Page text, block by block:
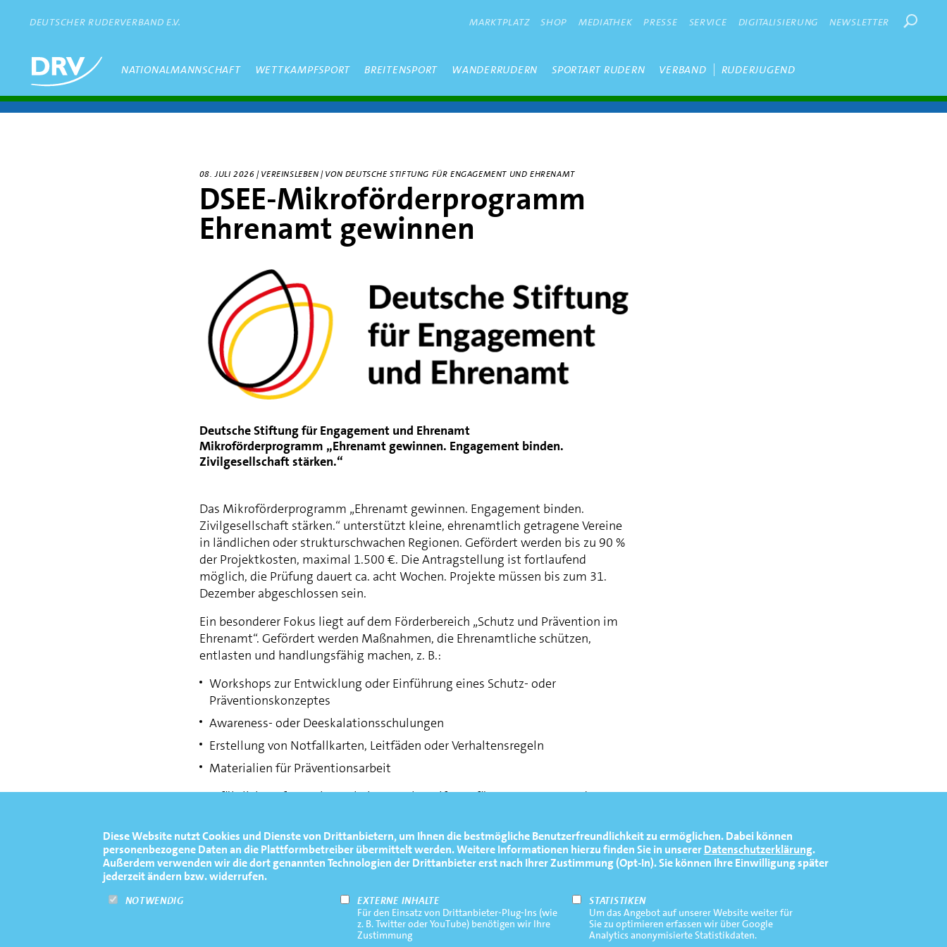
Diese Website nutzt Cookies und Dienste von Drittanbietern, um Ihnen die bestmögliche Benutzerfreundlichkeit zu ermöglichen. Dabei können
personenbezogene Daten an die Plattformbetreiber übermittelt werden. Weitere Informationen hierzu finden Sie in unsererDatenschutzerklärung.
Außerdem verwenden wir die dort genannten Technologien der Drittanbieter erst nach Ihrer Zustimmung (Opt-In). Sie können Ihre Einwilligung später
jederzeit ändern bzw. widerrufen.
NOTWENDIG
EXTERNE INHALTE
Für den Einsatz von Drittanbieter-Plug-Ins (wie
z. B. Twitter oder YouTube) benötigen wir Ihre
Zustimmung
STATISTIKEN
Um das Angebot auf unserer Website weiter für
Sie zu optimieren erfassen wir über Google
Analytics anonymisierte Statistikdaten.
DEUTSCHER RUDERVERBAND E.V. METANAVIGATION
MARKTPLATZ SHOP MEDIATHEK PRESSE SERVICE DIGITALISIERUNG NEWSLETTER
Hauptmenü
NATIONALMANNSCHAFT WETTKAMPFSPORT BREITENSPORT WANDERRUDERN SPORTART RUDERN VERBAND RUDERJUGEND
08. JULI 2026 | VEREINSLEBEN | VON DEUTSCHE STIFTUNG FÜR ENGAGEMENT UND EHRENAMT
DSEE-Mikroförderprogramm
Ehrenamt gewinnen
Deutsche Stiftung für Engagement und Ehrenamt
Mikroförderprogramm „Ehrenamt gewinnen. Engagement binden.
Zivilgesellschaft stärken.“
Das Mikroförderprogramm „Ehrenamt gewinnen. Engagement binden.
Zivilgesellschaft stärken.“ unterstützt kleine, ehrenamtlich getragene Vereine
in ländlichen oder strukturschwachen Regionen. Gefördert werden bis zu 90 %
der Projektkosten, maximal 1.500 €. Die Antragstellung ist fortlaufend
möglich, die Prüfung dauert ca. acht Wochen. Projekte müssen bis zum 31.
Dezember abgeschlossen sein.
Ein besonderer Fokus liegt auf dem Förderbereich „Schutz und Prävention im
Ehrenamt“. Gefördert werden Maßnahmen, die Ehrenamtliche schützen,
entlasten und handlungsfähig machen, z. B.:
Workshops zur Entwicklung oder Einführung eines Schutz- oder
Präventionskonzeptes
Awareness- oder Deeskalationsschulungen
Erstellung von Notfallkarten, Leitfäden oder Verhaltensregeln
Materialien für Präventionsarbeit
Ausführliche Informationen bei Deutsche Stiftung für Engagement und
ehrenamt.de/mikrofoerderprogramm/